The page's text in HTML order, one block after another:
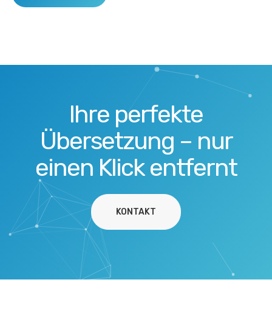
Ihre perfekte
Übersetzung – nur
einen Klick entfernt
KONTAKT